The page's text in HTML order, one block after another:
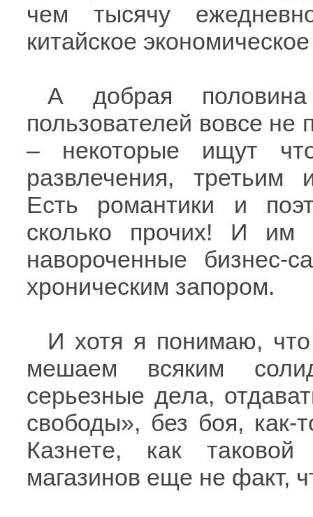
чем тысячу
китайское
А добрая
пользователей вовсе не
– некоторые ищут
развлечения, третьим
Есть романтики и
сколько прочих! И им
навороченные бизнес-
хроническим запором.
И хотя я понимаю,
мешаем всяким
серьезные дела,
свободы», без боя,
Казнете, как
магазинов еще не факт,